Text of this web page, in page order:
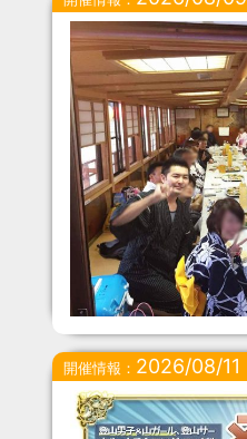
開催情報： 2026/08/11